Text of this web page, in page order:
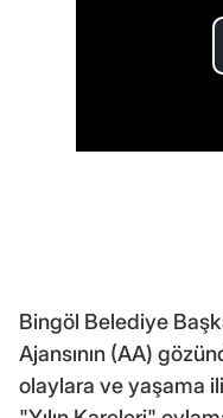
Bingöl Belediye
Ajansının (AA)
olaylara ve yaşama